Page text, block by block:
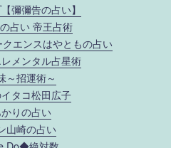
彌彌告の占い】
占い 帝王占術
エンスはやともの占い
メンタル占星術
～招運術～
タコ松田広子
りの占い
山崎の占い